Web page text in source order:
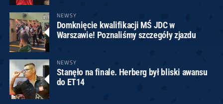
NEWSY
Domknięcie kwalifikacji MŚ JDC w
Warszawie! Poznaliśmy szczegóły zjazdu
NEWSY
Stanęło na finale. Herberg był bliski awansu
do ET14